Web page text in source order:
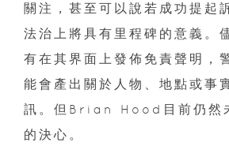
關注，甚至可以說若成功提起
法治上將具有里程碑的意義。
有在其界面上發佈免責聲明，
能會產出關於人物、地點或事
訊。但Brian Hood目前仍然
的決心。